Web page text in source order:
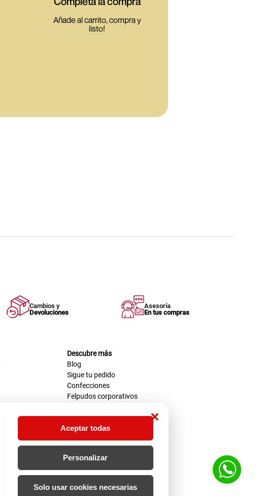
×
Aceptar todas
Personalizar
Solo usar cookies necesarias
Cambios y
Devoluciones
Asesoría
En tus compras
Descubre más
Blog
Sigue tu pedido
Confecciones
Felpudos corporativos